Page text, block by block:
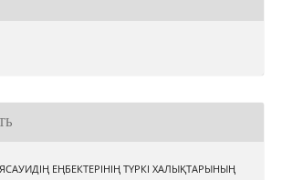
ЯСАУИДІҢ ЕҢБЕКТЕРІНІҢ ТҮРКІ ХАЛЫҚТАРЫНЫҢ